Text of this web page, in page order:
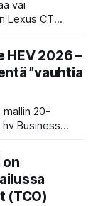
vai
Lexus CT
sopii sinun
HEV 2026 –
”vauhtia
mallin 20-
Business
mutta herättää
ja
on
(TCO)